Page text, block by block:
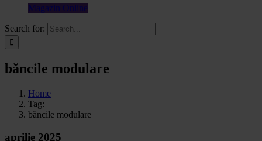
Magazin Online
Search for:
băncile modulare
Home
Tag:
băncile modulare
aprilie 2025